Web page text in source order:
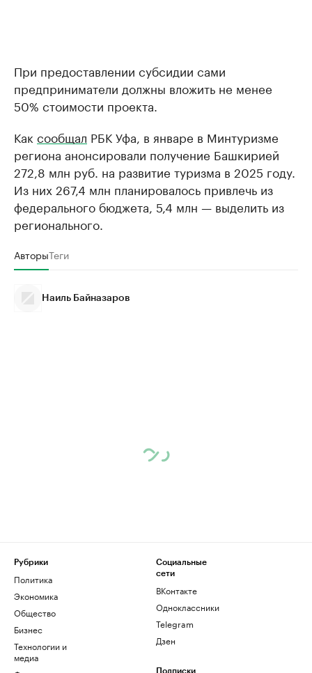
При предоставлении субсидии сами
предприниматели должны вложить не менее
50% стоимости проекта.
Как сообщал РБК Уфа, в январе в Минтуризме
региона анонсировали получение Башкирией
272,8 млн руб. на развитие туризма в 2025 году.
Из них 267,4 млн планировалось привлечь из
федерального бюджета, 5,4 млн — выделить из
регионального.
АвторыТеги
Наиль Байназаров
Рубрики
Политика
Экономика
Общество
Бизнес
Технологии и
медиа
Социальные
сети
ВКонтакте
Одноклассники
Telegram
Дзен
Подписки